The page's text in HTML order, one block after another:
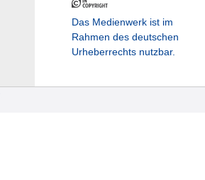
Das Medienwerk ist im
Rahmen des deutschen
Urheberrechts nutzbar.